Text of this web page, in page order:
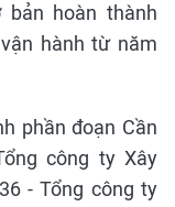
hoàn thành
hành từ năm
phần đoạn Cần
công ty Xây
- Tổng công ty